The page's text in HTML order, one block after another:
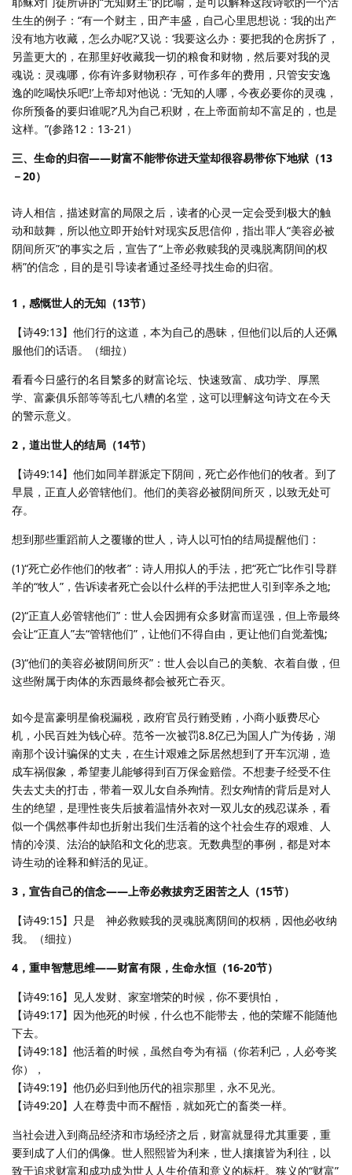
生生的例子：“有一个财主，田产丰盛，自己心里思想说：‘我的出产
没有地方收藏，怎么办呢?’又说：‘我要这么办：要把我的仓房拆了，
另盖更大的，在那里好收藏我一切的粮食和财物，然后要对我的灵
魂说：灵魂哪，你有许多财物积存，可作多年的费用，只管安安逸
逸的吃喝快乐吧!’上帝却对他说：‘无知的人哪，今夜必要你的灵魂，
你所预备的要归谁呢?’凡为自己积财，在上帝面前却不富足的，也是
这样。”(参路12：13-21）
三、生命的归宿——财富不能带你进天堂却很容易带你下地狱（13
－20）
诗人相信，描述财富的局限之后，读者的心灵一定会受到极大的触
动和鼓舞，所以他立即开始针对现实反思信仰，指出罪人“美容必被
阴间所灭”的事实之后，宣告了“上帝必救赎我的灵魂脱离阴间的权
柄”的信念，目的是引导读者通过圣经寻找生命的归宿。
1，感慨世人的无知（13节）
【诗49:13】他们行的这道，本为自己的愚昧，但他们以后的人还佩
服他们的话语。（细拉）
看看今日盛行的名目繁多的财富论坛、快速致富、成功学、厚黑
学、富豪俱乐部等等乱七八糟的名堂，这可以理解这句诗文在今天
的警示意义。
2，道出世人的结局（14节）
【诗49:14】他们如同羊群派定下阴间，死亡必作他们的牧者。到了
早晨，正直人必管辖他们。他们的美容必被阴间所灭，以致无处可
存。
想到那些重蹈前人之覆辙的世人，诗人以可怕的结局提醒他们：
(1)“死亡必作他们的牧者”：诗人用拟人的手法，把“死亡”比作引导群
羊的“牧人”，告诉读者死亡会以什么样的手法把世人引到宰杀之地;
(2)“正直人必管辖他们”：世人会因拥有众多财富而逞强，但上帝最终
会让“正直人”去“管辖他们”，让他们不得自由，更让他们自觉羞愧;
(3)“他们的美容必被阴间所灭”：世人会以自己的美貌、衣着自傲，但
这些附属于肉体的东西最终都会被死亡吞灭。
如今是富豪明星偷税漏税，政府官员行贿受贿，小商小贩费尽心
机，小民百姓为钱心碎。范爷一次被罚8.8亿已为国人广为传扬，湖
南那个设计骗保的丈夫，在生计艰难之际居然想到了开车沉湖，造
成车祸假象，希望妻儿能够得到百万保金赔偿。不想妻子经受不住
失去丈夫的打击，带着一双儿女自杀殉情。烈女殉情的背后是对人
生的绝望，是理性丧失后披着温情外衣对一双儿女的残忍谋杀，看
似一个偶然事件却也折射出我们生活着的这个社会生存的艰难、人
情的冷漠、法治的缺陷和文化的悲哀。无数典型的事例，都是对本
诗生动的诠释和鲜活的见证。
3，宣告自己的信念——上帝必救拔穷乏困苦之人（15节）
【诗49:15】只是 神必救赎我的灵魂脱离阴间的权柄，因他必收纳
我。（细拉）
4，重申智慧思维——财富有限，生命永恒（16-20节）
【诗49:16】见人发财、家室增荣的时候，你不要惧怕，
【诗49:17】因为他死的时候，什么也不能带去，他的荣耀不能随他
下去。
【诗49:18】他活着的时候，虽然自夸为有福（你若利己，人必夸奖
你），
【诗49:19】他仍必归到他历代的祖宗那里，永不见光。
【诗49:20】人在尊贵中而不醒悟，就如死亡的畜类一样。
当社会进入到商品经济和市场经济之后，财富就显得尤其重要，重
要到成了人们的偶像。世人熙熙皆为利来，世人攘攘皆为利往，以
致于追求财富和成功成为世人人生价值和意义的标杆。狭义的“财富”